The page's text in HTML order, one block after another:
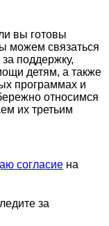
вы готовы
можем связаться
поддержку,
детям, а также
программах и
относимся
их третьим
согласие на
за